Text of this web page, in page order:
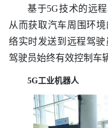
基于5G技术的远
从而获取汽车周围环境
络实时发送到远程驾
驾驶员始终有效控制车
5G工业机器人